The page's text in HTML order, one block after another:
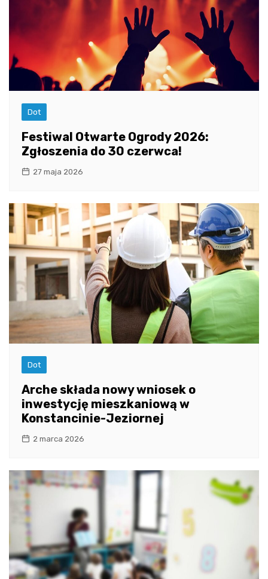
Dot
Festiwal Otwarte Ogrody 2026:
Zgłoszenia do 30 czerwca!
27 maja 2026
Dot
Arche składa nowy wniosek o
inwestycję mieszkaniową w
Konstancinie-Jeziornej
2 marca 2026